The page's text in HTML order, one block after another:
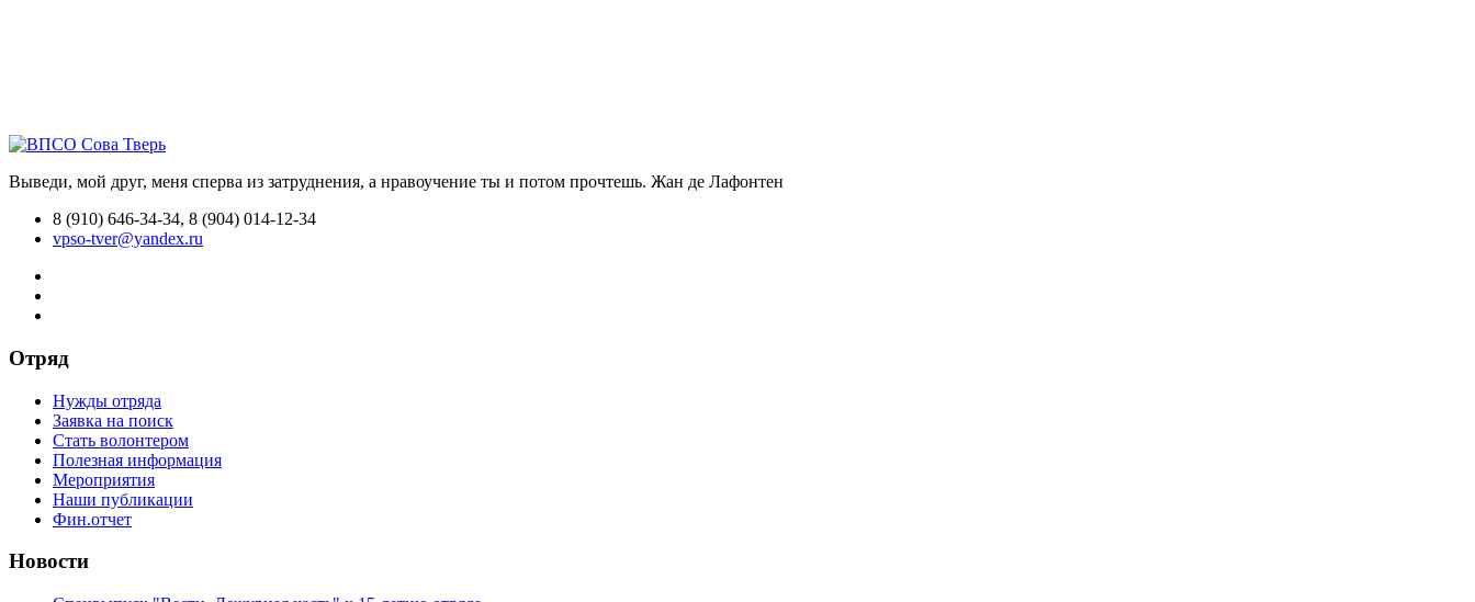
Выведи, мой друг, меня сперва из затруднения, а нравоучение ты и потом прочтешь. Жан де Лафонтен
8 (910) 646-34-34, 8 (904) 014-12-34
vpso-tver@yandex.ru
Отряд
Нужды отряда
Заявка на поиск
Стать волонтером
Полезная информация
Мероприятия
Наши публикации
Фин.отчет
Новости